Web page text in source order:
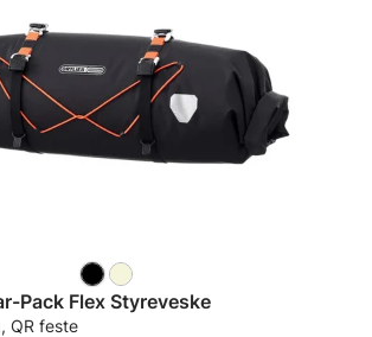
Pack Flex Styreveske
QR feste